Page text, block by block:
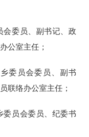
会委员、副书记、政
公室主任；
委员会委员、副书
联络办公室主任；
委员会委员、纪委书